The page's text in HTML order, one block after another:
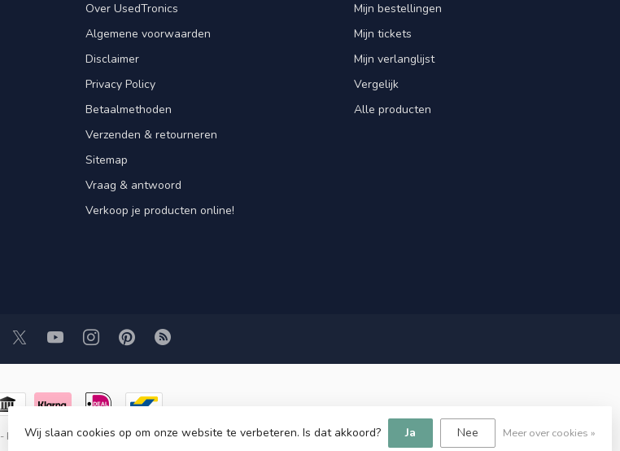
Over UsedTronics
Algemene voorwaarden
Disclaimer
Privacy Policy
Betaalmethoden
Verzenden & retourneren
Sitemap
Vraag & antwoord
Verkoop je producten online!
Mijn bestellingen
Mijn tickets
Mijn verlanglijst
Vergelijk
Alle producten
- Powered byLightspeed -Lightspeed designbyDyvelopment
Wij slaan cookies op om onze website te verbeteren. Is dat akkoord? Ja Nee Meer over cookies »